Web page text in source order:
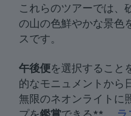
これらのツアーでは、
の山の色鮮やかな景色
スです。
午後便を選択すること
的なモニュメントから
無限のネオンライトに